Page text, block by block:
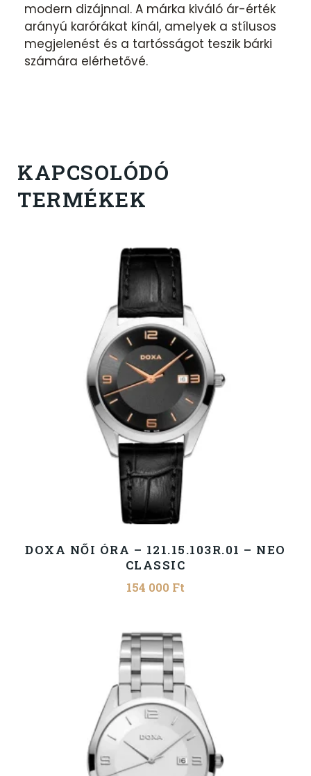
modern dizájnnal. A márka kiváló ár-érték
arányú karórákat kínál, amelyek a stílusos
megjelenést és a tartósságot teszik bárki
számára elérhetővé.
KAPCSOLÓDÓ
TERMÉKEK
DOXA NŐI ÓRA – 121.15.103R.01 – NEO
CLASSIC
154 000 Ft